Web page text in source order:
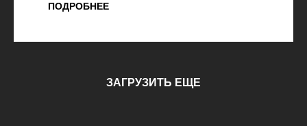
ПОДРОБНЕЕ
ЗАГРУЗИТЬ ЕЩЕ